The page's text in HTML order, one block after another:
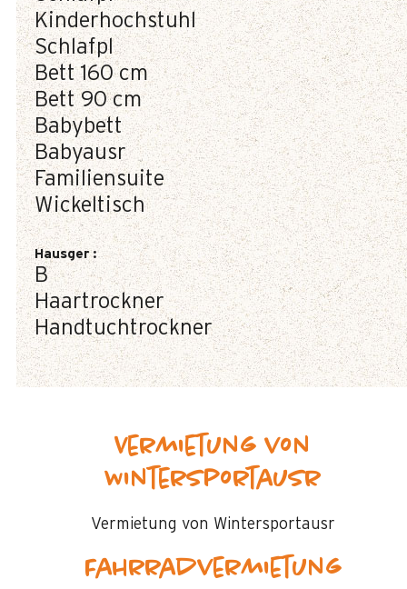
Kinderhochstuhl
Schlafpl
Bett 160 cm
Bett 90 cm
Babybett
Babyausr
Familiensuite
Wickeltisch
Hausger:
B
Haartrockner
Handtuchtrockner
Vermietung von
Wintersportausr
Vermietung von Wintersportausr
Fahrradvermietung